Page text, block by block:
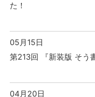
た！
05月15日
第213回 『新装版 そう
04月20日